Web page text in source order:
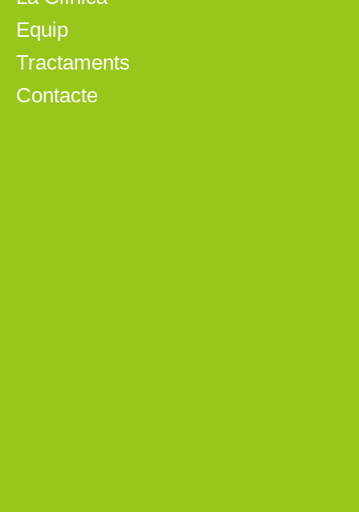
Equip
Tractaments
Contacte